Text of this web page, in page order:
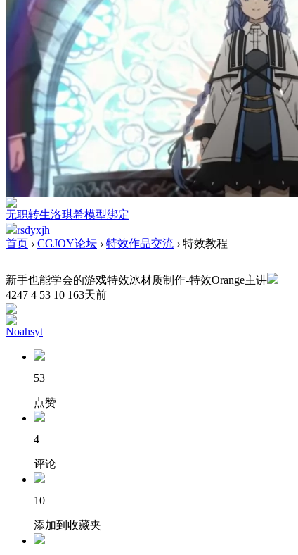
无职转生洛琪希模型绑定
rsdyxjh
首页 › CGJOY论坛 › 特效作品交流 › 特效教程
新手也能学会的游戏特效冰材质制作-特效Orange主讲
4247 4 53 10 163天前
Noahsyt
53
点赞
4
评论
10
添加到收藏夹